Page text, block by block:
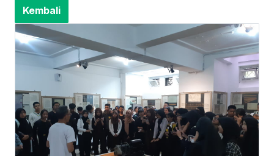
Kembali